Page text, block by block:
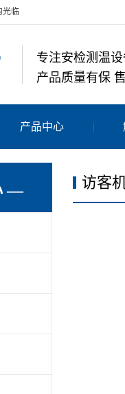
光临
专注安检测温
产品质量有保
产品中心
— 访客